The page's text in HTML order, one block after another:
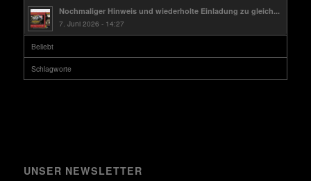
Nochmaliger Hinweis und wiederholte Einladung zu gleich...
7. Juni 2026 - 14:27
Beliebt
Schlagworte
UNSER NEWSLETTER